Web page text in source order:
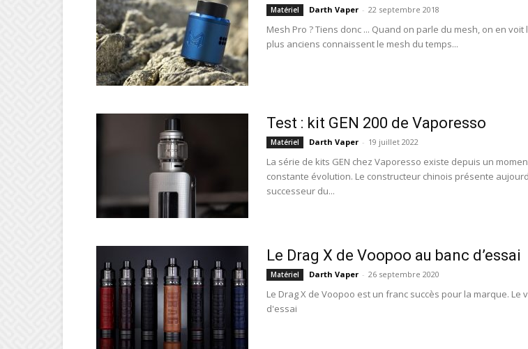
Matériel Darth Vaper - 22 septembre 2018
Mesh Pro ? Tiens donc ... Quand on parle du mesh, on en voit
plus anciens connaissent le mesh du temps...
Test : kit GEN 200 de Vaporesso
Matériel Darth Vaper - 19 juillet 2022
La série de kits GEN chez Vaporesso existe depuis un
constante évolution. Le constructeur chinois présente
successeur du...
Le Drag X de Voopoo au banc d’essai
Matériel Darth Vaper - 26 septembre 2020
Le Drag X de Voopoo est un franc succès pour la marque. Le
d'essai